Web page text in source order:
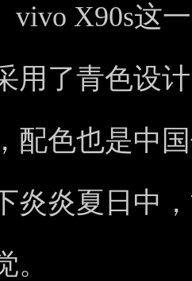
vivo X90s这
用了青色设
配色也是中
炎炎夏日中